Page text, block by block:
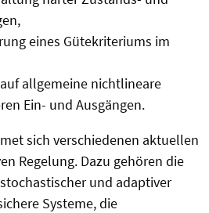
eines Gütekriteriums im
allgemeine nichtlineare
Ein- und Ausgängen.
sich verschiedenen aktuellen
Regelung. Dazu gehören die
und adaptiver
Systeme, die